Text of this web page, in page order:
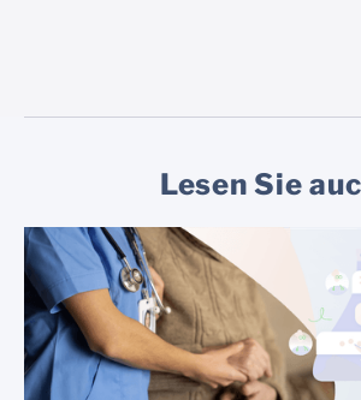
Lesen Sie